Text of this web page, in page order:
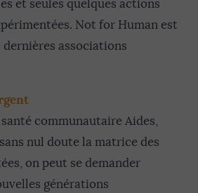
et seules quelques actions
Not for Human est
dernières associations
communautaire Aides,
nul doute la matrice des
on peut se demander
générations